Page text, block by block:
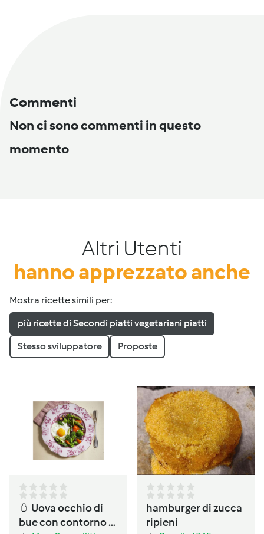
Commenti
Non ci sono commenti in questo
momento
Altri Utenti
hanno apprezzato anche
Mostra ricette simili per:
più ricette di Secondi piatti vegetariani piatti
Stesso sviluppatore Proposte
🥚 Uova occhio di
bue con contorno di
hamburger di zucca
ripieni